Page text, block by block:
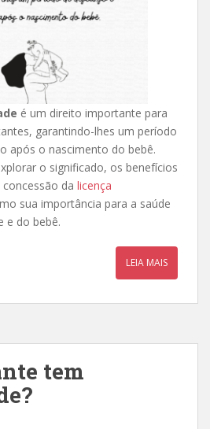
é um direito importante para
garantindo-lhes um período
após o nascimento do bebê.
o significado, os benefícios
da licença
sua importância para a saúde
e do bebê.
LEIA MAIS
tem